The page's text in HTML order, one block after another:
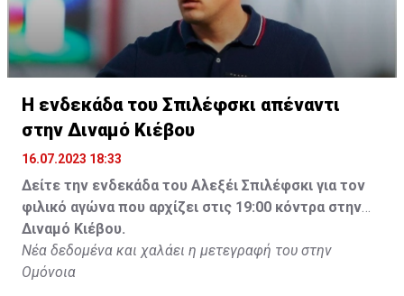
Η ενδεκάδα του Σπιλέφσκι απέναντι
στην Διναμό Κιέβου
16.07.2023 18:33
Δείτε την ενδεκάδα του Αλεξέι Σπιλέφσκι για τον
φιλικό αγώνα που αρχίζει στις 19:00 κόντρα στην
Διναμό Κιέβου.
Νέα δεδομένα και χαλάει η μετεγραφή του στην
Ομόνοια